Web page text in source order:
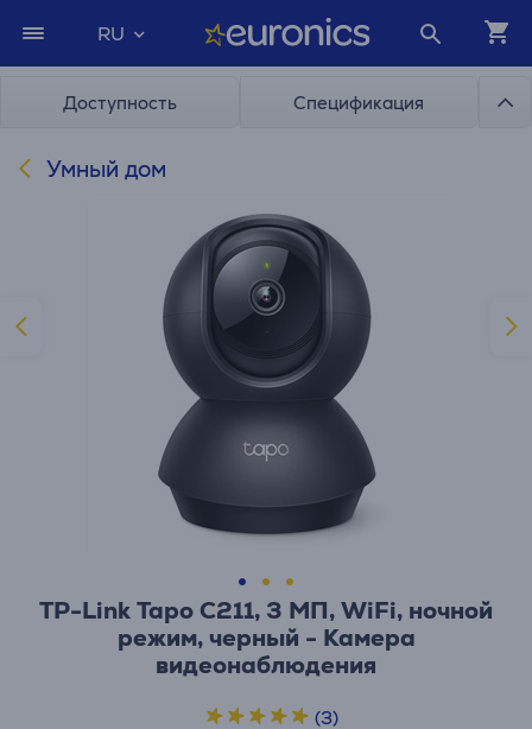
RU
Доступность Спецификация
Умный дом
TP-Link Tapo C211, 3 МП, WiFi, ночной
режим, черный - Камера
видеонаблюдения
(3)